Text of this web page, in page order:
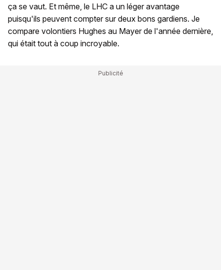
ça se vaut. Et même, le LHC a un léger avantage
puisqu'ils peuvent compter sur deux bons gardiens. Je
compare volontiers Hughes au Mayer de l'année dernière,
qui était tout à coup incroyable.